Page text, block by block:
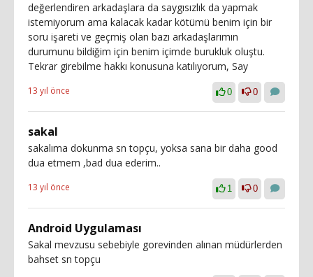
değerlendiren arkadaşlara da saygısızlık da yapmak
istemiyorum ama kalacak kadar kötümü benim için bir
soru işareti ve geçmiş olan bazı arkadaşlarımın
durumunu bildiğim için benim içimde burukluk oluştu.
Tekrar girebilme hakkı konusuna katılıyorum, Say
13 yıl önce 0 0
sakal
sakalıma dokunma sn topçu, yoksa sana bir daha good
dua etmem ,bad dua ederim..
13 yıl önce 1 0
Android Uygulaması
Sakal mevzusu sebebiyle gorevinden alınan müdürlerden
bahset sn topçu